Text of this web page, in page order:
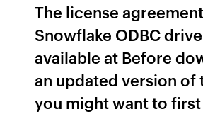
The license
Snowflake ODBC
available at Before
an updated version of
you might want to